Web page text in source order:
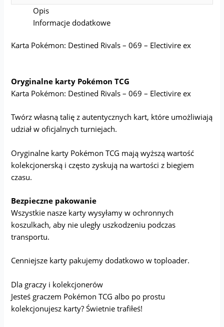
Opis
Informacje dodatkowe
Karta Pokémon: Destined Rivals – 069 – Electivire ex
Oryginalne karty Pokémon TCG
Karta Pokémon: Destined Rivals – 069 – Electivire ex
Twórz własną talię z autentycznych kart, które umożliwiają
udział w oficjalnych turniejach.
Oryginalne karty Pokémon TCG mają wyższą wartość
kolekcjonerską i często zyskują na wartości z biegiem
czasu.
Bezpieczne pakowanie
Wszystkie nasze karty wysyłamy w ochronnych
koszulkach, aby nie uległy uszkodzeniu podczas
transportu.
Cenniejsze karty pakujemy dodatkowo w toploader.
Dla graczy i kolekcjonerów
Jesteś graczem Pokémon TCG albo po prostu
kolekcjonujesz karty? Świetnie trafiłeś!